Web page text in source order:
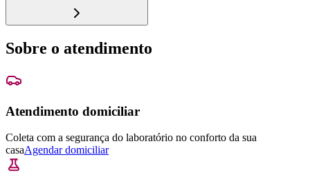
Sobre o atendimento
Atendimento domiciliar
Coleta com a segurança do laboratório no conforto da sua
casaAgendar domiciliar